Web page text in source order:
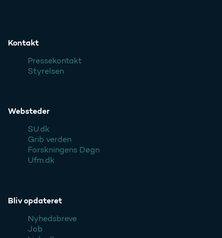
Kontakt
Pressekontakt
Styrelsen
Websteder
SU.dk
Grib verden
Forskningens Døgn
Ufm.dk
Bliv opdateret
Nyhedsbreve
Job